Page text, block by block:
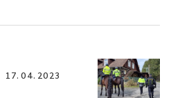
17. 04. 2023